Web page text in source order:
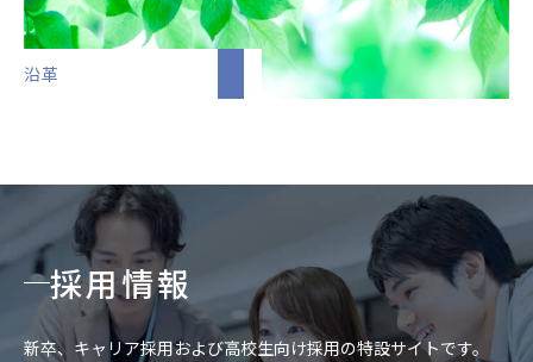
沿革
採用情報
新卒、キャリア採用および高校生向け採用の特設サイトです。